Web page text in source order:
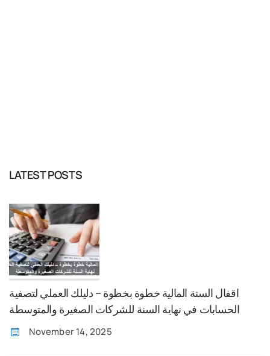
LATEST POSTS
اقفال السنة المالية خطوة بخطوة – دليلك العملي لتصفية
الحسابات في نهاية السنة للشركات الصغيرة والمتوسطة
November 14, 2025